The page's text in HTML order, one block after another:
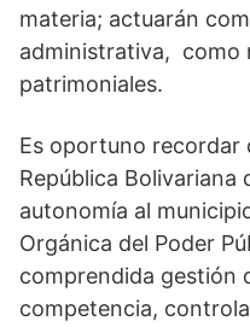
materia; actuarán
administrativa, como
patrimoniales.
Es oportuno recordar
República Bolivariana
autonomía al
Orgánica del Poder
comprendida gestión
competencia,